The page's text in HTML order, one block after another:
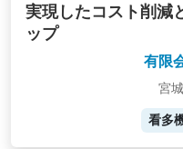
実現したコスト削減
ップ
有限
宮
看多